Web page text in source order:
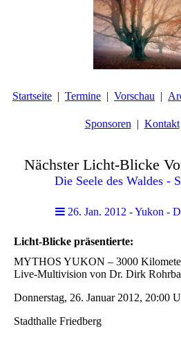
Startseite Termine Vorschau
Sponsoren Kontakt
Nächster Licht-Blicke
Die Seele des Waldes -
26. Jan. 2012 - Yukon -
Licht-Blicke präsentierte:
MYTHOS YUKON – 3000
Live-Multivision von Dr. Dirk
Donnerstag, 26. Januar 2012, 20:00
Stadthalle Friedberg